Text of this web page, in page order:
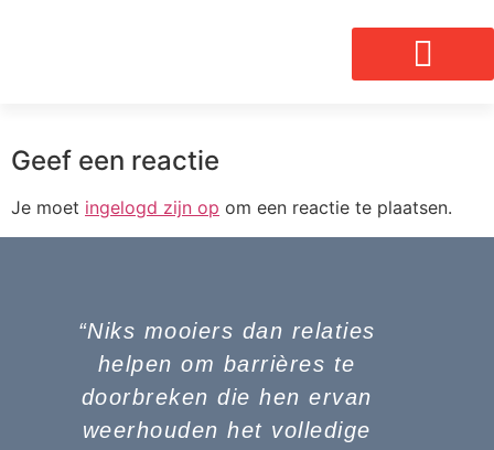
Geef een reactie
Je moet ingelogd zijn op om een reactie te plaatsen.
“Niks mooiers dan relaties
helpen om barrières te
doorbreken die hen ervan
weerhouden het volledige